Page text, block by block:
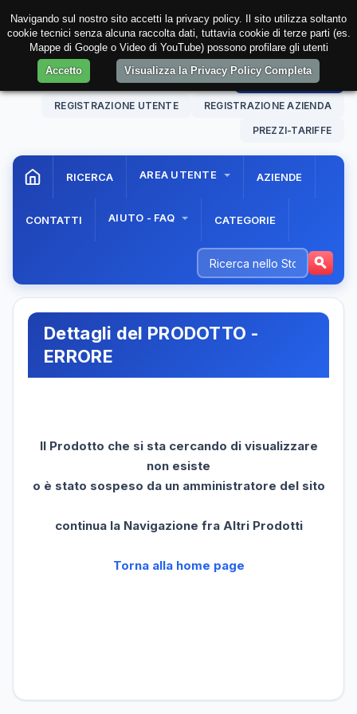
10 Aug. 202611:52:44 AREA RISERVATA
REGISTRAZIONE UTENTE REGISTRAZIONE AZIENDA
PREZZI-TARIFFE
RICERCA AREA UTENTE AZIENDE
CONTATTI AIUTO - FAQ CATEGORIE
Dettagli del PRODOTTO -
ERRORE
Il Prodotto che si sta cercando di visualizzare
non esiste
o è stato sospeso da un amministratore del sito
continua la Navigazione fra Altri Prodotti
Torna alla home page
Navigando sul nostro sito accetti la privacy policy. Il sito utilizza soltanto
cookie tecnici senza alcuna raccolta dati, tuttavia cookie di terze parti (es.
Mappe di Google o Video di YouTube) possono profilare gli utenti
Accetto
Visualizza la Privacy Policy Completa